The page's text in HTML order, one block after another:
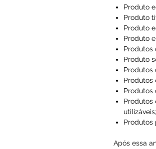
Produto
Produto
Produto
Produto
Produtos
Produto
Produtos
Produtos
Produtos
Produtos
utilizáveis;
Produtos
Após essa